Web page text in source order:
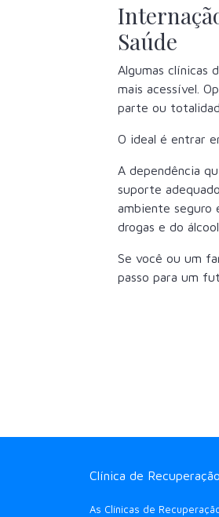
Saúde
Algumas clínicas
mais acessível.
parte ou
O ideal é entrar
A dependência
suporte
ambiente seguro
drogas e do álcool.
Se você ou um
passo para um
Clínica de
As Clínicas de